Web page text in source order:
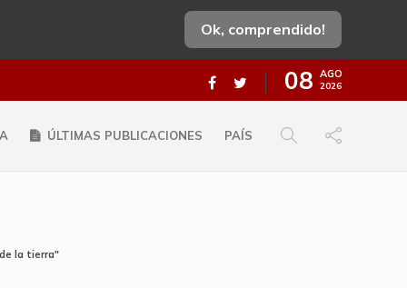
Ok, comprendido!
08 AGO
2026
ÚLTIMAS PUBLICACIONES PAÍS
la tierra"